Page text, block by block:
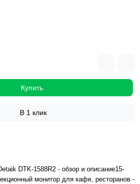
Купить
В 1 клик
DTK-1588R2 - обзор и описание15-
монитор для кафе, ресторанов -